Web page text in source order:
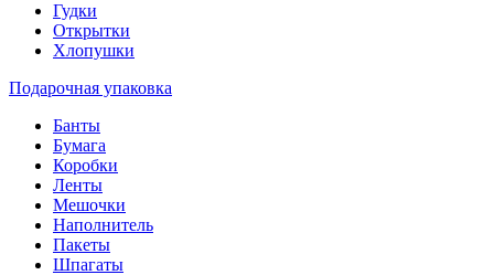
Гудки
Открытки
Хлопушки
Подарочная упаковка
Банты
Бумага
Коробки
Ленты
Мешочки
Наполнитель
Пакеты
Шпагаты